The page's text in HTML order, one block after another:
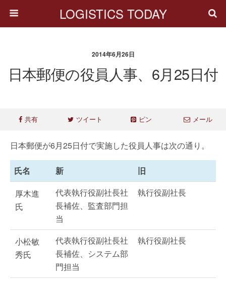
LOGISTICS TODAY
2014年6月26日
日本郵便の役員人事、6月25日付
共有 ツイート ピン メール
日本郵便が6月25日付で実施した役員人事は次の通り。
氏名 新
旧
厚木進
氏
代表執行役副社長社
長補佐、監査部門担
当
執行役副社長
小松敏
秀氏
代表執行役副社長社
長補佐、システム部
門担当
執行役副社長